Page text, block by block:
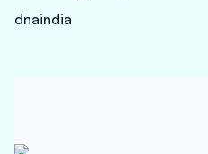
dnaindia